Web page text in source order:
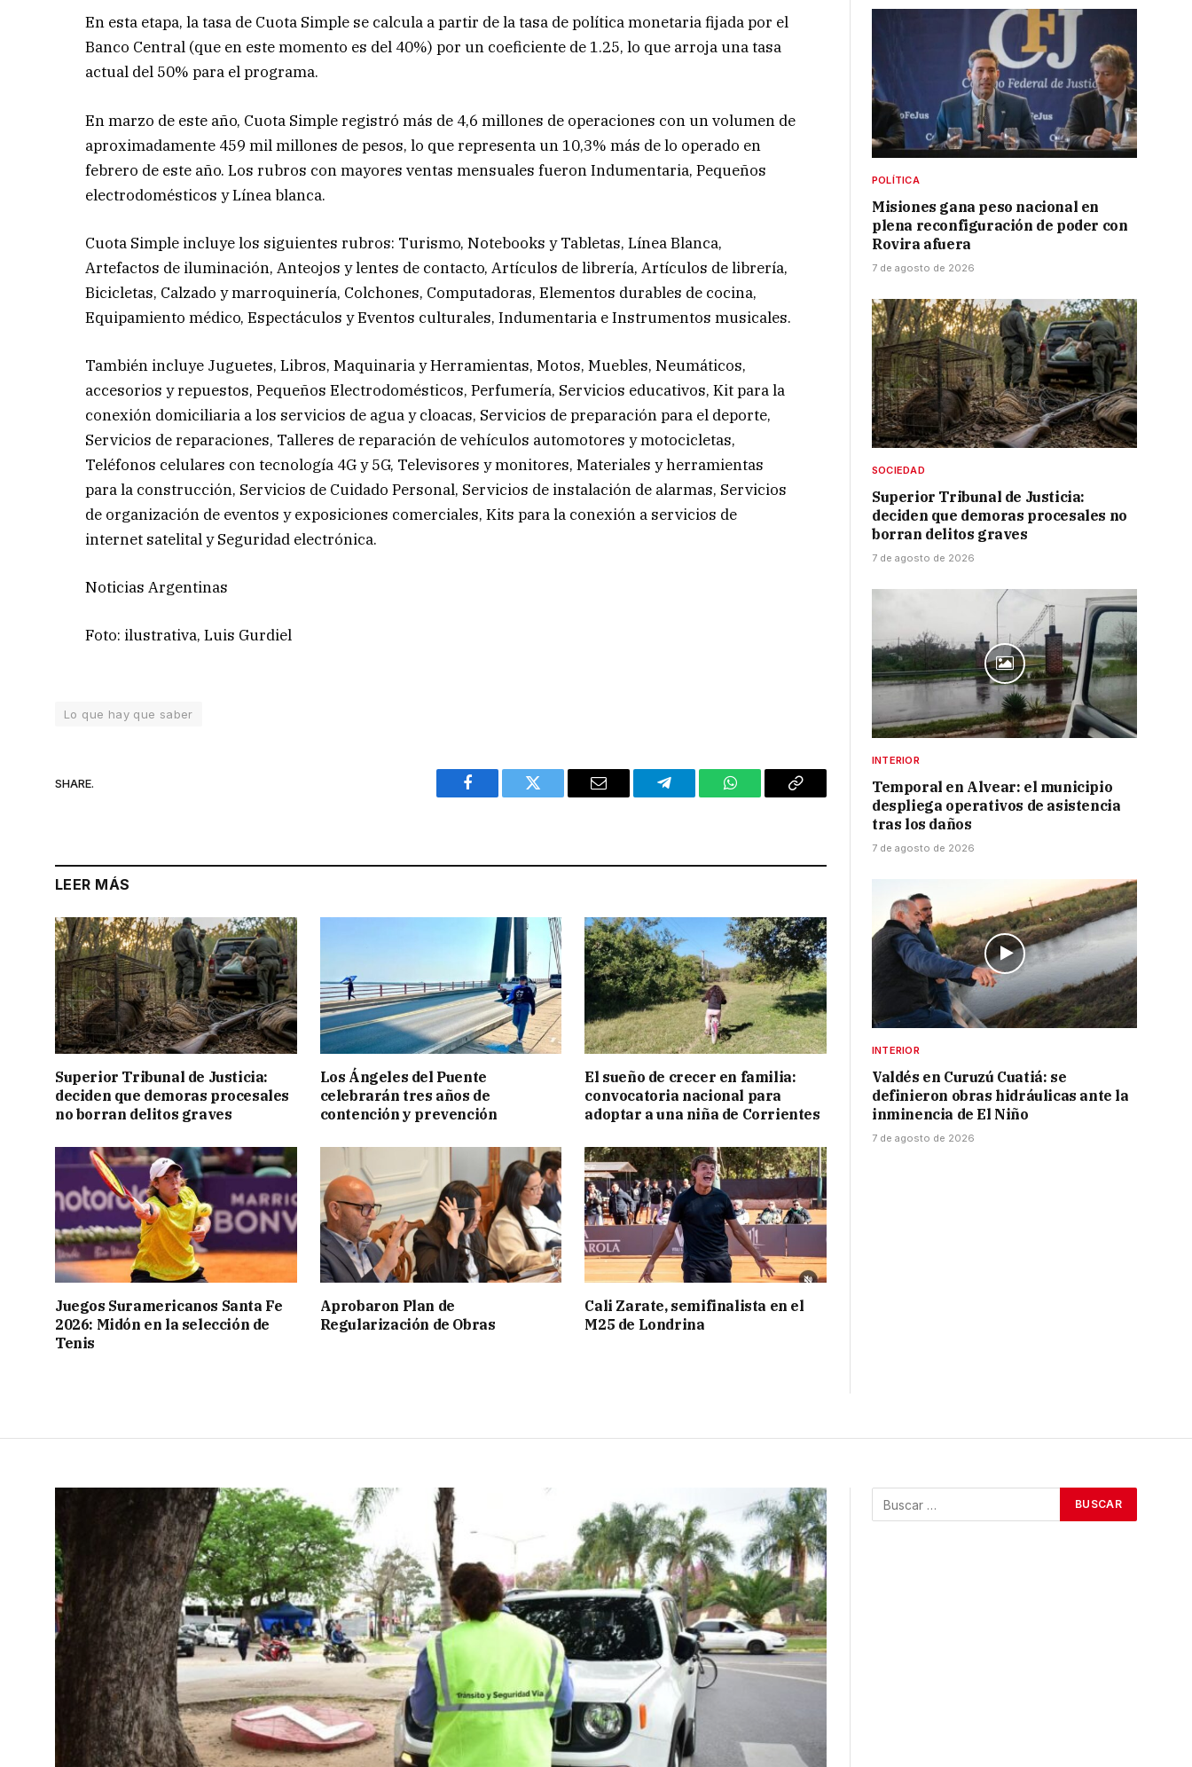
En esta etapa, la tasa de Cuota Simple se calcula a partir de la tasa de política monetaria fijada por el
Banco Central (que en este momento es del 40%) por un coeficiente de 1.25, lo que arroja una tasa
actual del 50% para el programa.
En marzo de este año, Cuota Simple registró más de 4,6 millones de operaciones con un volumen de
aproximadamente 459 mil millones de pesos, lo que representa un 10,3% más de lo operado en
febrero de este año. Los rubros con mayores ventas mensuales fueron Indumentaria, Pequeños
electrodomésticos y Línea blanca.
Cuota Simple incluye los siguientes rubros: Turismo, Notebooks y Tabletas, Línea Blanca,
Artefactos de iluminación, Anteojos y lentes de contacto, Artículos de librería, Artículos de librería,
Bicicletas, Calzado y marroquinería, Colchones, Computadoras, Elementos durables de cocina,
Equipamiento médico, Espectáculos y Eventos culturales, Indumentaria e Instrumentos musicales.
También incluye Juguetes, Libros, Maquinaria y Herramientas, Motos, Muebles, Neumáticos,
accesorios y repuestos, Pequeños Electrodomésticos, Perfumería, Servicios educativos, Kit para la
conexión domiciliaria a los servicios de agua y cloacas, Servicios de preparación para el deporte,
Servicios de reparaciones, Talleres de reparación de vehículos automotores y motocicletas,
Teléfonos celulares con tecnología 4G y 5G, Televisores y monitores, Materiales y herramientas
para la construcción, Servicios de Cuidado Personal, Servicios de instalación de alarmas, Servicios
de organización de eventos y exposiciones comerciales, Kits para la conexión a servicios de
internet satelital y Seguridad electrónica.
Noticias Argentinas
Foto: ilustrativa, Luis Gurdiel
Lo que hay que saber
SHARE.
Facebook Twitter Email Telegram WhatsAppCopy
LEER MÁS
Superior Tribunal de Justicia:
deciden que demoras procesales
no borran delitos graves
Los Ángeles del Puente
celebrarán tres años de
contención y prevención
El sueño de crecer en familia:
convocatoria nacional para
adoptar a una niña de Corrientes
Juegos Suramericanos Santa Fe
2026: Midón en la selección de
Tenis
Aprobaron Plan de
Regularización de Obras
Cali Zarate, semifinalista en el
M25 de Londrina
POLÍTICA
Misiones gana peso nacional en
plena reconfiguración de poder con
Rovira afuera
7 de agosto de 2026
SOCIEDAD
Superior Tribunal de Justicia:
deciden que demoras procesales no
borran delitos graves
7 de agosto de 2026
INTERIOR
Temporal en Alvear: el municipio
despliega operativos de asistencia
tras los daños
7 de agosto de 2026
INTERIOR
Valdés en Curuzú Cuatiá: se
definieron obras hidráulicas ante la
inminencia de El Niño
7 de agosto de 2026